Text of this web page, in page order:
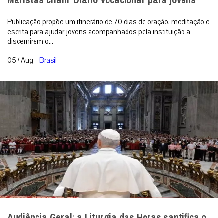
Publicação propõe um itinerário de 70 dias de oração, meditação e
escrita para ajudar jovens acompanhados pela instituição a
discernirem o...
05 / Aug | Brasil